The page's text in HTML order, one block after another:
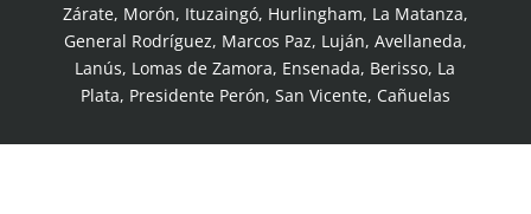
Zárate, Morón, Ituzaingó, Hurlingham, La Matanza,
General Rodríguez, Marcos Paz, Luján, Avellaneda,
Lanús, Lomas de Zamora, Ensenada, Berisso, La
Plata, Presidente Perón, San Vicente, Cañuelas